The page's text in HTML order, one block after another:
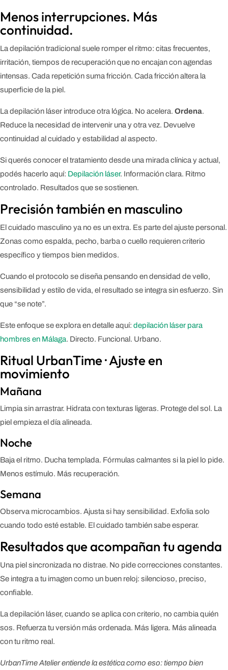
Menos interrupciones. Más
continuidad.
La depilación tradicional suele romper el ritmo: citas frecuentes,
irritación, tiempos de recuperación que no encajan con agendas
intensas. Cada repetición suma fricción. Cada fricción altera la
superficie de la piel.
La depilación láser introduce otra lógica. No acelera. Ordena.
Reduce la necesidad de intervenir una y otra vez. Devuelve
continuidad al cuidado y estabilidad al aspecto.
Si querés conocer el tratamiento desde una mirada clínica y actual,
podés hacerlo aquí: Depilación láser. Información clara. Ritmo
controlado. Resultados que se sostienen.
Precisión también en masculino
El cuidado masculino ya no es un extra. Es parte del ajuste personal.
Zonas como espalda, pecho, barba o cuello requieren criterio
específico y tiempos bien medidos.
Cuando el protocolo se diseña pensando en densidad de vello,
sensibilidad y estilo de vida, el resultado se integra sin esfuerzo. Sin
que “se note”.
Este enfoque se explora en detalle aquí: depilación láser para
hombres en Málaga. Directo. Funcional. Urbano.
Ritual UrbanTime · Ajuste en
movimiento
Mañana
Limpia sin arrastrar. Hidrata con texturas ligeras. Protege del sol. La
piel empieza el día alineada.
Noche
Baja el ritmo. Ducha templada. Fórmulas calmantes si la piel lo pide.
Menos estímulo. Más recuperación.
Semana
Observa microcambios. Ajusta si hay sensibilidad. Exfolia solo
cuando todo esté estable. El cuidado también sabe esperar.
Resultados que acompañan tu agenda
Una piel sincronizada no distrae. No pide correcciones constantes.
Se integra a tu imagen como un buen reloj: silencioso, preciso,
confiable.
La depilación láser, cuando se aplica con criterio, no cambia quién
sos. Refuerza tu versión más ordenada. Más ligera. Más alineada
con tu ritmo real.
UrbanTime Atelier entiende la estética como eso: tiempo bien